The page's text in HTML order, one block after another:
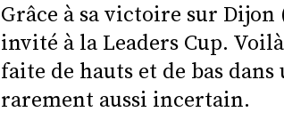
Grâce à sa victoire sur Dijon
invité à la Leaders Cup.
faite de hauts et de bas
rarement aussi incertain.